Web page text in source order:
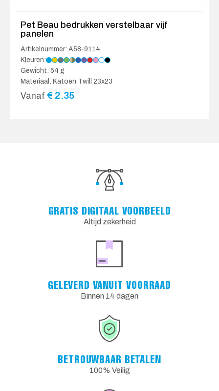
Pet Beau bedrukken verstelbaar vijf
panelen
Artikelnummer: A58-9114
Kleuren:
Gewicht: 54 g
Materiaal: Katoen Twill 23x23
Vanaf € 2.35
GRATIS DIGITAAL VOORBEELD
Altijd zekerheid
GELEVERD VANUIT VOORRAAD
Binnen 14 dagen
BETROUWBAAR BETALEN
100% Veilig